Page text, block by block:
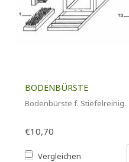
BODENBÜRSTE
Bodenbürste f. Stiefelreinig.
€10,70
Vergleichen